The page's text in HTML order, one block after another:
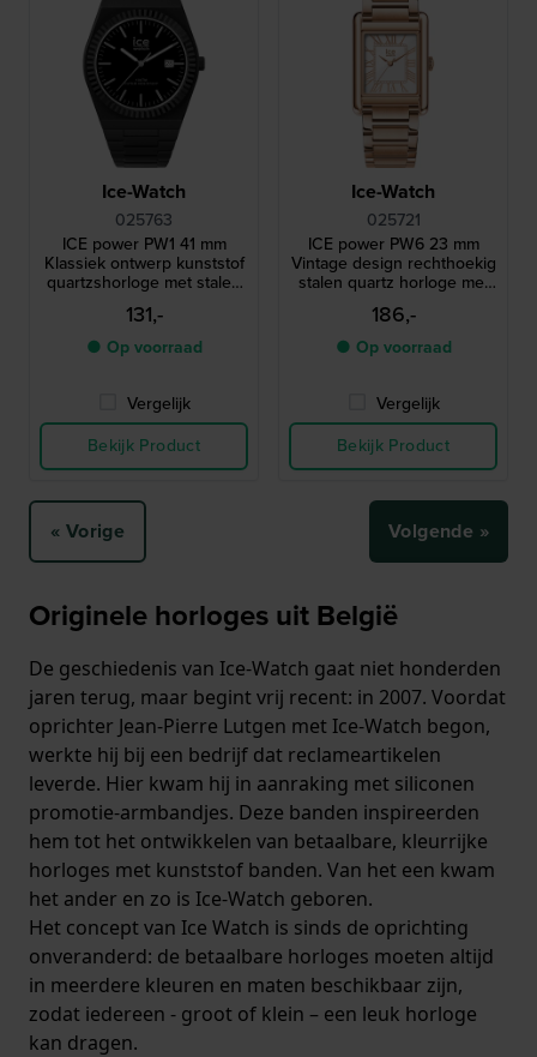
Ice-Watch
025763
ICE power PW1 41 mm
Klassiek ontwerp kunststof
quartzshorloge met stalen
lunette en saffierglas
131,-
● Op voorraad
Vergelijk
Bekijk Product
Ice-Watch
025721
ICE power PW6 23 mm
Vintage design rechthoekig
stalen quartz horloge met
Romeinse indexen
186,-
● Op voorraad
Vergelijk
Bekijk Product
« Vorige Volgende »
Originele horloges uit België
De geschiedenis van Ice-Watch gaat niet honderden
jaren terug, maar begint vrij recent: in 2007. Voordat
oprichter Jean-Pierre Lutgen met Ice-Watch begon,
werkte hij bij een bedrijf dat reclameartikelen
leverde. Hier kwam hij in aanraking met siliconen
promotie-armbandjes. Deze banden inspireerden
hem tot het ontwikkelen van betaalbare, kleurrijke
horloges met kunststof banden. Van het een kwam
het ander en zo is Ice-Watch geboren.
Het concept van Ice Watch is sinds de oprichting
onveranderd: de betaalbare horloges moeten altijd
in meerdere kleuren en maten beschikbaar zijn,
zodat iedereen - groot of klein – een leuk horloge
kan dragen.